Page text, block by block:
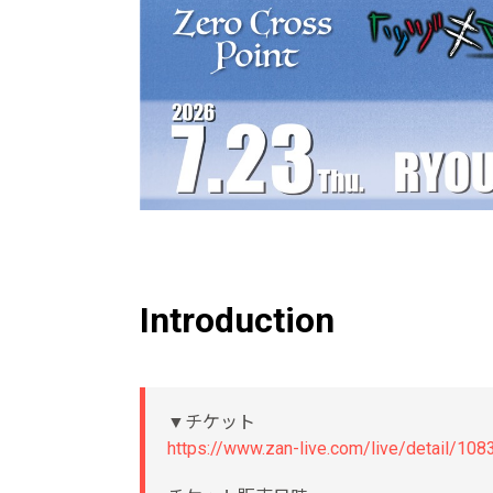
Introduction
▼チケット
https://www.zan-live.com/live/detail/